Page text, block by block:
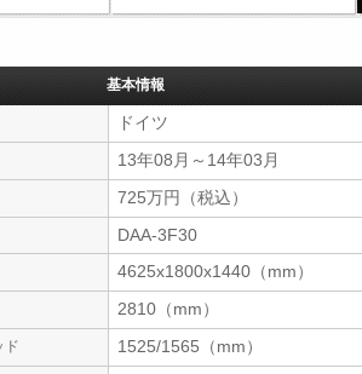
基本情報
ドイツ
13年08月～14年03月
725万円（税込）
DAA-3F30
4625x1800x1440（mm）
2810（mm）
ド 1525/1565（mm）